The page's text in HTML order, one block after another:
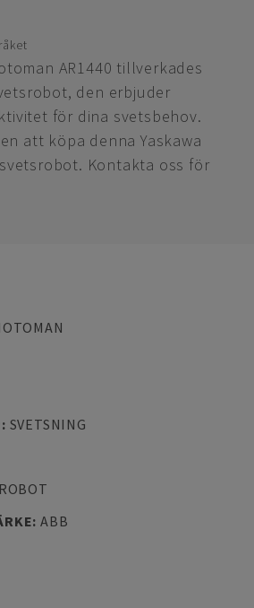
AR1440 tillverkades
den erbjuder
för dina svetsbehov.
att köpa denna Yaskawa
Kontakta oss för
: SVETSNING
: ABB